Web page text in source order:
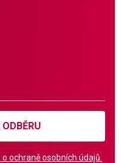
ochraně osobních údajů.